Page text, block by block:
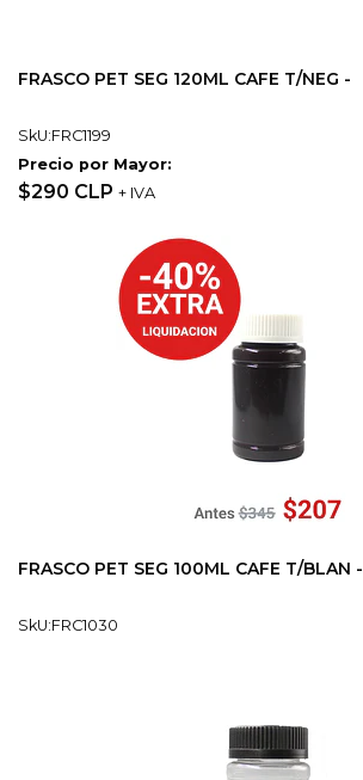
FRASCO PET SEG 120ML CAFE T/NEG -
SkU:FRC1199
Precio por Mayor:
$290 CLP + IVA
FRASCO PET SEG 100ML CAFE T/BLAN -
SkU:FRC1030